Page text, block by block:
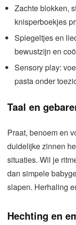
Zachte blokken,
knisperboekjes
Spiegeltjes en
bewustzijn en
Sensory play:
pasta onder
Taal en
Praat, benoem en
duidelijke zinnen
situaties. Wil je
dan simpele
slapen. Herhaling
Hechting en